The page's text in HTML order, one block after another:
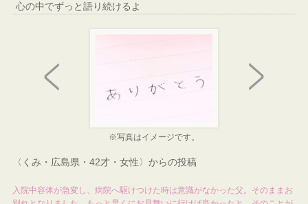
心の中でずっと語り続けるよ
※写真はイメージです。
〈くみ・広島県・42才・女性〉からの投稿
入院中容体が急変し、病院へ駆けつけた時は意識がなかった父。そのままお